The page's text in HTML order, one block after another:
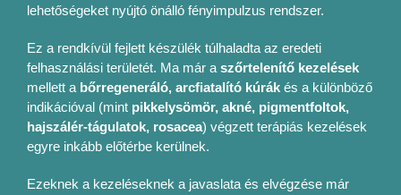
lehetőségeket nyújtó önálló fényimpulzus rendszer.
Ez a rendkívül fejlett készülék túlhaladta az eredeti
felhasználási területét. Ma már a szőrtelenítő kezelések
mellett a bőrregeneráló, arcfiatalító kúrák és a különböző
indikációval (mint pikkelysömör, akné, pigmentfoltok,
hajszálér-tágulatok, rosacea) végzett terápiás kezelések
egyre inkább előtérbe kerülnek.
Ezeknek a kezeléseknek a javaslata és elvégzése már